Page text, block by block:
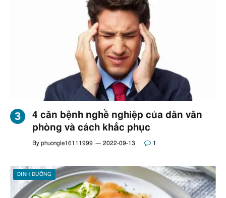
4 căn bệnh nghề nghiệp của dân văn
phòng và cách khắc phục
By phuongle16111999 2022-09-13 1
DINH DƯỠNG